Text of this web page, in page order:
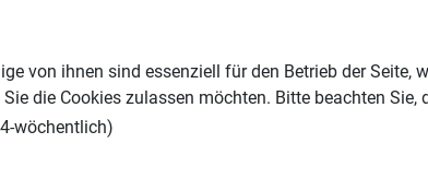
wöchentlich)
von ihnen sind essenziell für den Betrieb der
die Cookies zulassen möchten. Bitte beachten